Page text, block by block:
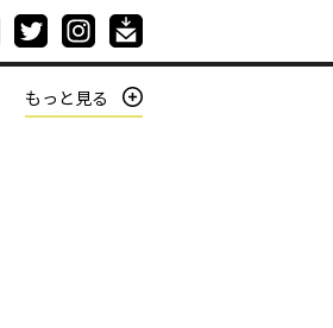
もっと見る